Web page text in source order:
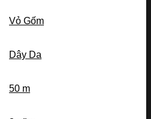
Vỏ Gốm
Dây Da
50 m